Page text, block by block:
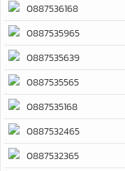
0887536168
0887535965
0887535639
0887535565
0887535168
0887532465
0887532365